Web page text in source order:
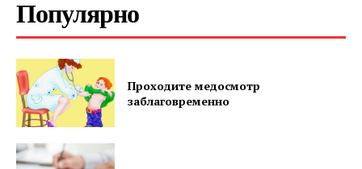
Популярно
Проходите медосмотр
заблаговременно